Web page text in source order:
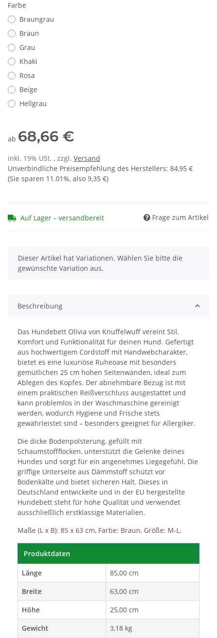
Farbe
Braungrau
Braun
Grau
Khaki
Rosa
Beige
Hellgrau
ab 68,66 €
inkl. 19% USt. , zzgl. Versand
Unverbindliche Preisempfehlung des Herstellers: 84,95 €
(Sie sparen 11.01%, also 9,35 €)
Auf Lager – versandbereit Frage zum Artikel
x
Dieser Artikel hat Variationen. Wählen Sie bitte die
gewünschte Variation aus.
Beschreibung
Das Hundebett Olivia von Knuffelwuff vereint Stil,
Komfort und Funktionalität für deinen Hund. Gefertigt
aus hochwertigem Cordstoff mit Handwebcharakter,
bietet es eine luxuriöse Ruheoase mit besonders
gemütlichen 25 cm hohen Seitenwänden, ideal zum
Ablegen des Kopfes. Der abnehmbare Bezug ist mit
einem praktischen Reißverschluss ausgestattet und
kann problemlos in der Waschmaschine gereinigt
werden, wodurch Hygiene und Frische stets
gewährleistet sind – besonders geeignet für Allergiker.
Die dicke Bodenpolsterung, gefüllt mit
Schaumstoffflocken, unterstützt die Gelenke deines
Hundes und sorgt für ein angenehmes Liegegefühl. Die
griffige Unterseite aus Dämmstoff schützt vor
Bodenkälte und bietet sicheren Halt. Dieses in
Deutschland entwickelte und in der EU hergestellte
Hundebett steht für hohe Qualität und verwendet
ausschließlich erstklassige Materialien.
Maße (L x B): 85 x 63 cm, Farbe: Braun, Größe: M-L.
Produktdaten
Länge
85,00 cm
Breite
63,00 cm
Höhe
25,00 cm
Gewicht
3,18 kg